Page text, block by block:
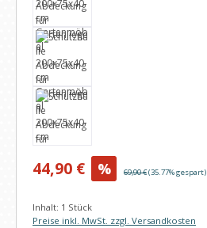
Verkaufspreis:
44,90 € % Regulärer Preis:
69,90 €(35.77% gespart)
Inhalt: 1 Stück
Preise inkl. MwSt. zzgl. Versandkosten